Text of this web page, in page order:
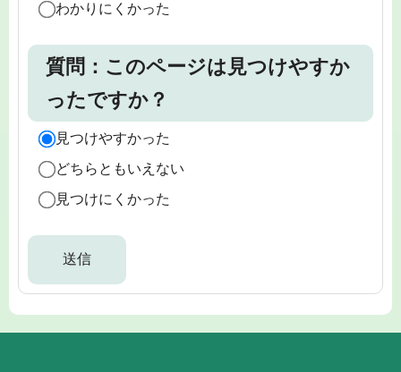
わかりにくかった
質問：このページは見つけやすか
ったですか？
見つけやすかった
どちらともいえない
見つけにくかった